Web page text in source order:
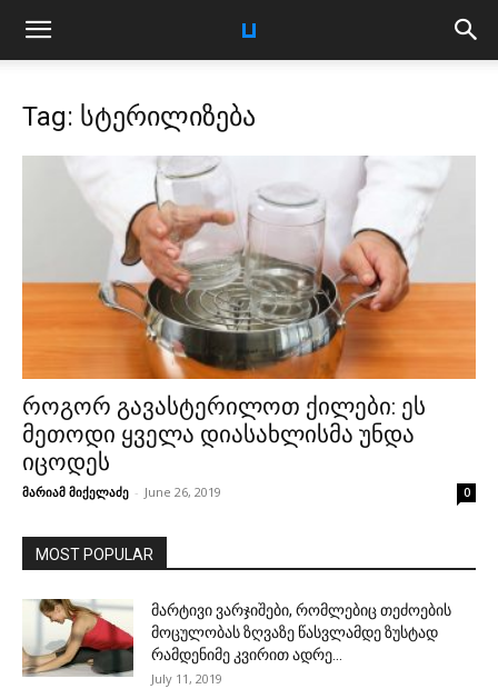
Tag: სტერილიზება
როგორ გავასტერილოთ ქილები: ეს
მეთოდი ყველა დიასახლისმა უნდა
იცოდეს
მარიამ მიქელაძე - June 26, 2019 0
MOST POPULAR
მარტივი ვარჯიშები, რომლებიც თეძოების
მოცულობას ზღვაზე წასვლამდე ზუსტად
რამდენიმე კვირით ადრე...
July 11, 2019